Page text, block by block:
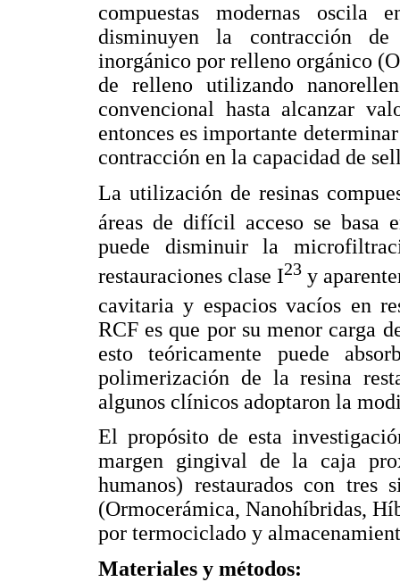
compuestas modernas
disminuyen la contracción
inorgánico por relleno orgánico
de relleno utilizando
convencional hasta alcanzar
entonces es importante
contracción en la capacidad de
La utilización de resinas
áreas de difícil acceso se basa
puede disminuir la
restauraciones clase I23 y
cavitaria y espacios vacíos en
RCF es que por su menor carga
esto teóricamente puede
polimerización de la resina
algunos clínicos adoptaron la
El propósito de esta
margen gingival de la caja
humanos) restaurados con tres
(Ormocerámica, Nanohíbridas,
por termociclado y
Materiales y métodos: